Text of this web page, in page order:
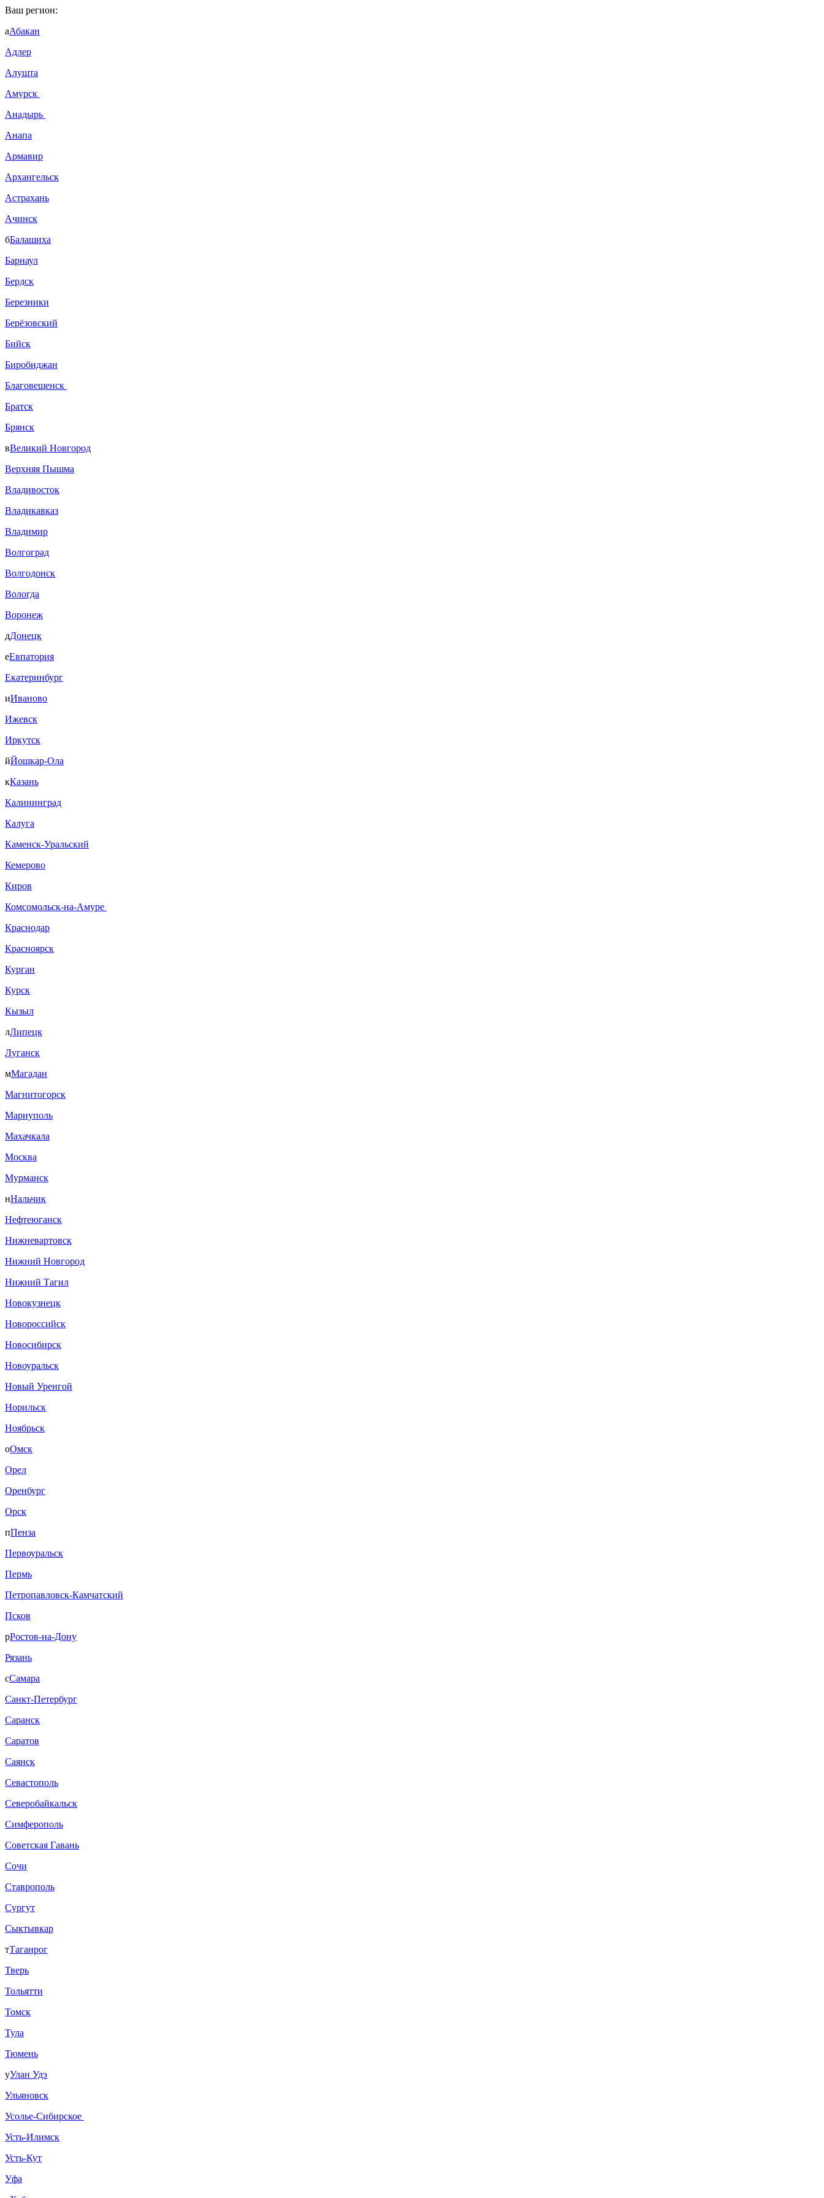
Ваш регион:
аАбакан
Адлер
Алушта
Амурск
Анадырь
Анапа
Армавир
Архангельск
Астрахань
Ачинск
бБалашиха
Барнаул
Бердск
Березники
Берёзовский
Бийск
Биробиджан
Благовещенск
Братск
Брянск
вВеликий Новгород
Верхняя Пышма
Владивосток
Владикавказ
Владимир
Волгоград
Волгодонск
Вологда
Воронеж
дДонецк
еЕвпатория
Екатеринбург
иИваново
Ижевск
Иркутск
йЙошкар-Ола
кКазань
Калининград
Калуга
Каменск-Уральский
Кемерово
Киров
Комсомольск-на-Амуре
Краснодар
Красноярск
Курган
Курск
Кызыл
лЛипецк
Луганск
мМагадан
Магнитогорск
Мариуполь
Махачкала
Москва
Мурманск
нНальчик
Нефтеюганск
Нижневартовск
Нижний Новгород
Нижний Тагил
Новокузнецк
Новороссийск
Новосибирск
Новоуральск
Новый Уренгой
Норильск
Ноябрьск
оОмск
Орел
Оренбург
Орск
пПенза
Первоуральск
Пермь
Петропавловск-Камчатский
Псков
рРостов-на-Дону
Рязань
сСамара
Санкт-Петербург
Саранск
Саратов
Саянск
Севастополь
Северобайкальск
Симферополь
Советская Гавань
Сочи
Ставрополь
Сургут
Сыктывкар
тТаганрог
Тверь
Тольятти
Томск
Тула
Тюмень
уУлан Удэ
Ульяновск
Усолье-Сибирское
Усть-Илимск
Усть-Кут
Уфа